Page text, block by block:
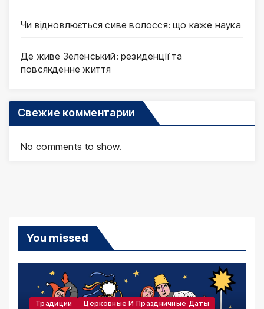
Чи відновлюється сиве волосся: що каже наука
Де живе Зеленський: резиденції та
повсякденне життя
Свежие комментарии
No comments to show.
You missed
Традиции Церковные И Праздничные Даты